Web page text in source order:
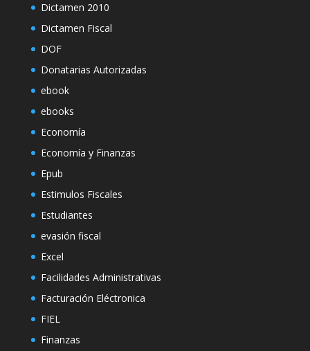
Dictamen 2010
Dictamen Fiscal
DOF
Donatarias Autorizadas
ebook
ebooks
Economía
Economía y Finanzas
Epub
Estimulos Fiscales
Estudiantes
evasión fiscal
Excel
Facilidades Administrativas
Facturación Eléctronica
FIEL
Finanzas